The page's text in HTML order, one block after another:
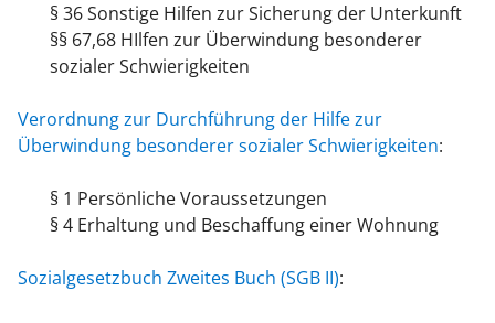
§ 36 Sonstige Hilfen zur Sicherung der Unterkunft
§§ 67,68 HIlfen zur Überwindung besonderer
sozialer Schwierigkeiten
Verordnung zur Durchführung der Hilfe zur
Überwindung besonderer sozialer Schwierigkeiten:
§ 1 Persönliche Voraussetzungen
§ 4 Erhaltung und Beschaffung einer Wohnung
Sozialgesetzbuch Zweites Buch (SGB II):